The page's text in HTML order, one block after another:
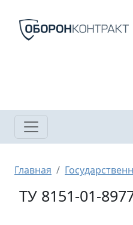
Строка навигации
Главная
ТУ 8151-01-